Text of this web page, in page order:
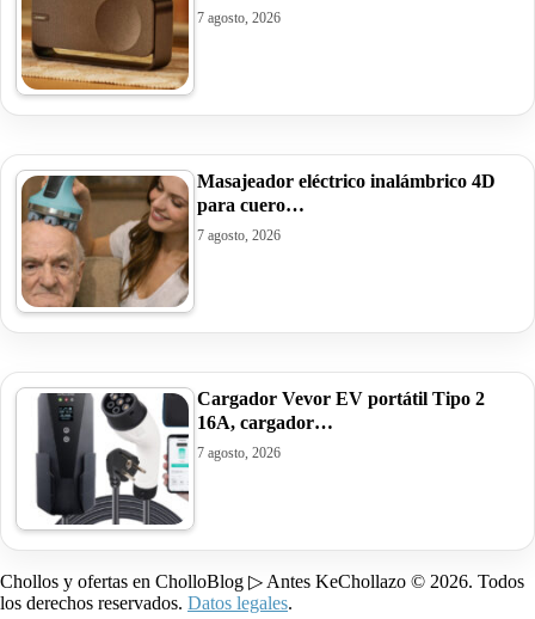
7 agosto, 2026
Masajeador eléctrico inalámbrico 4D
para cuero…
7 agosto, 2026
Cargador Vevor EV portátil Tipo 2
16A, cargador…
7 agosto, 2026
Chollos y ofertas en CholloBlog ▷ Antes KeChollazo © 2026. Todos
los derechos reservados. Datos legales.